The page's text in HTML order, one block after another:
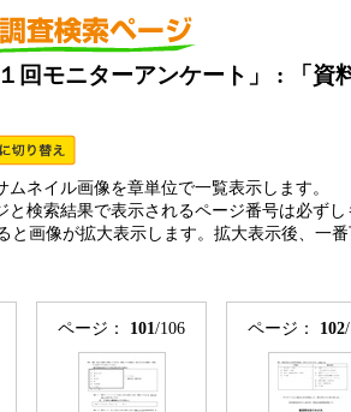
回モニターアンケート」 : 「
ムネイル画像を章単位で一覧表示します。
と検索結果で表示されるページ番号は必ず
と画像が拡大表示します。拡大表示後、一
ページ： 101/106 ページ： 102